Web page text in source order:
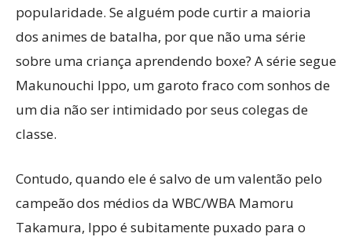
popularidade. Se alguém pode curtir a maioria
dos animes de batalha, por que não uma série
sobre uma criança aprendendo boxe? A série segue
Makunouchi Ippo, um garoto fraco com sonhos de
um dia não ser intimidado por seus colegas de
classe.
Contudo, quando ele é salvo de um valentão pelo
campeão dos médios da WBC/WBA Mamoru
Takamura, Ippo é subitamente puxado para o